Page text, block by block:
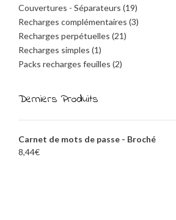
Couvertures - Séparateurs (19)
Recharges complémentaires (3)
Recharges perpétuelles (21)
Recharges simples (1)
Packs recharges feuilles (2)
Derniers Produits
Carnet de mots de passe - Broché
8,44€